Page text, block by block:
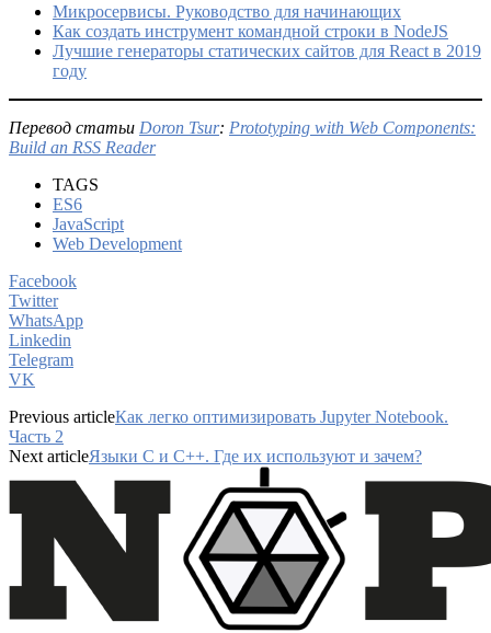
Микросервисы. Руководство для начинающих
Как создать инструмент командной строки в NodeJS
Лучшие генераторы статических сайтов для React в 2019
году
Перевод статьи Doron Tsur: Prototyping with Web Components:
Build an RSS Reader
TAGS
ES6
JavaScript
Web Development
Facebook
Twitter
WhatsApp
Linkedin
Telegram
VK
Previous articleКак легко оптимизировать Jupyter Notebook.
Часть 2
Next articleЯзыки C и C++. Где их используют и зачем?